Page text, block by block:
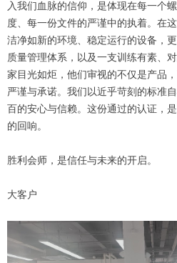
入我们血脉的信仰，是体现在每一个
度、每一份文件的严谨中的执着。在
洁净如新的环境、稳定运行的设备，
质量管理体系，以及一支训练有素、
家目光如炬，他们审视的不仅是产品
严谨与承诺。我们以近乎苛刻的标准
百的安心与信赖。这份通过的认证，
的回响。
胜利会师，是信任与未来的开启。
大客户